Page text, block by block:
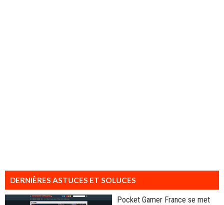
DERNIÈRES ASTUCES ET SOLUCES
Pocket Gamer France se met